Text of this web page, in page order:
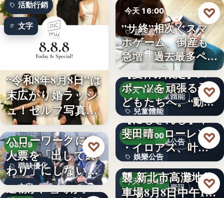
活動行銷
文字
“令和8年8月8日”は
末広がり婚ラッシ
ュ！セルフ写真館
「…
08/09
職缺優化
文字
ハローワークに求
人票を「出して終
わり」にしない。
求人票・…
♡
連覇か、雪辱か。
今天 16:00
遊戲產業
10件
”サ終”相次ぐスマ
ホゲーム、倒産も
急増 過去最多ペー
スで…
♡
兒童體能
今天 16:00
兒童體能
0円
【夏休み限定】ス
ポーツを頑張る子
どもたちへ。“動け
る身体…
♡
娛樂公告
今天 16:00
娛樂公告
30
【にじさんじ】甲
斐田晴、ローレン
・イロアス、叶ワ
ンマンラ…
♡
防災資訊
今天 13:42
因應白海豚颱風來
襲 新北市高灘地停
車場8月8日中午12
♡